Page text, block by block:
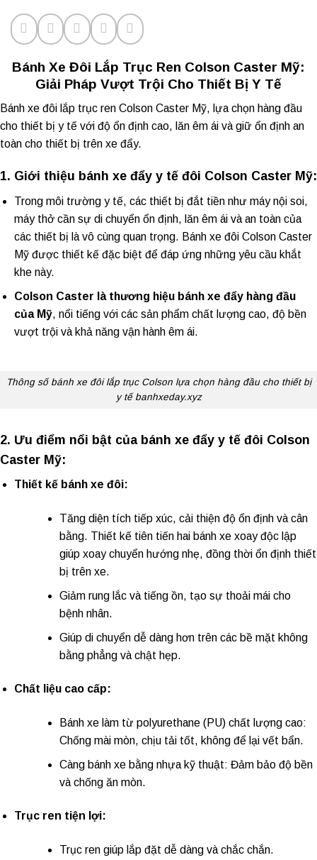
Bánh Xe Đôi Lắp Trục Ren Colson Caster Mỹ:
Giải Pháp Vượt Trội Cho Thiết Bị Y Tế
Bánh xe đôi lắp trục ren Colson Caster Mỹ, lựa chọn hàng đầu
cho thiết bị y tế với độ ổn định cao, lăn êm ái và giữ ổn định an
toàn cho thiết bị trên xe đẩy.
1. Giới thiệu bánh xe đẩy y tế đôi Colson Caster Mỹ:
Trong môi trường y tế, các thiết bị đắt tiền như máy nội soi,
máy thở cần sự di chuyển ổn định, lăn êm ái và an toàn của
các thiết bị là vô cùng quan trọng. Bánh xe đôi Colson Caster
Mỹđược thiết kế đặc biệt để đáp ứng những yêu cầu khắt
khe này.
Colson Caster là thương hiệu bánh xe đẩyhàng đầu
của Mỹ, nổi tiếng với các sản phẩm chất lượng cao, độ bền
vượt trội và khả năng vận hành êm ái.
Thông số bánh xe đôi lắp trục Colson lựa chọn hàng đầu cho thiết bị
y tế banhxeday.xyz
2. Ưu điểm nổi bật của bánh xe đẩy y tế đôi Colson
Caster Mỹ:
Thiết kế bánh xe đôi:
Tăng diện tích tiếp xúc, cải thiện độ ổn định và cân
bằng. Thiết kế tiên tiến hai bánh xe xoayđộc lập
giúp xoay chuyển hướng nhẹ, đồng thời ổn định thiết
bị trên xe.
Giảm rung lắc và tiếng ồn, tạo sự thoải mái cho
bệnh nhân.
Giúp di chuyển dễ dàng hơn trên các bề mặt không
bằng phẳng và chật hẹp.
Chất liệu cao cấp:
Bánh xe làm từ polyurethane (PU) chất lượng cao:
Chống mài mòn, chịu tải tốt, không để lại vết bẩn.
Càng bánh xe bằng nhựa kỹ thuật: Đảm bảo độ bền
và chống ăn mòn.
Trục ren tiện lợi:
Trục ren giúp lắp đặt dễ dàng và chắc chắn.